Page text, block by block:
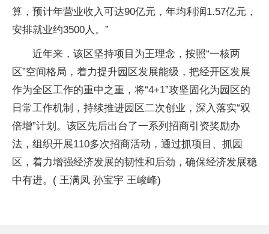
算，预计年营业收入可达90亿元，年均利润1.57亿元，
安排就业约3500人。”
近年来，该区坚持项目为王理念，按照“一核两
区”空间格局，着力提升园区发展能级，把经开区发展
作为全区工作的重中之重，将“4+1”攻坚固化为园区的
日常工作机制，持续推进园区二次创业，深入落实“双
倍增”计划。该区先后出台了一系列招商引资奖励办
法，组织开展110多次招商活动，通过抓项目、抓园
区，着力增强经济发展的韧性和后劲，确保经济发展稳
中有进。( 王满凤 孙宝宇 王峻峰)